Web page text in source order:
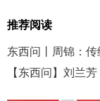
推荐阅读
东西问丨周锦：
【东西问】刘兰